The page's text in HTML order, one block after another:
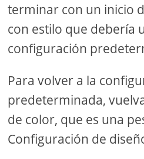
terminar con un inicio
con estilo que debería
configuración
Para volver a la
predeterminada,
de color, que es una
Configuración de